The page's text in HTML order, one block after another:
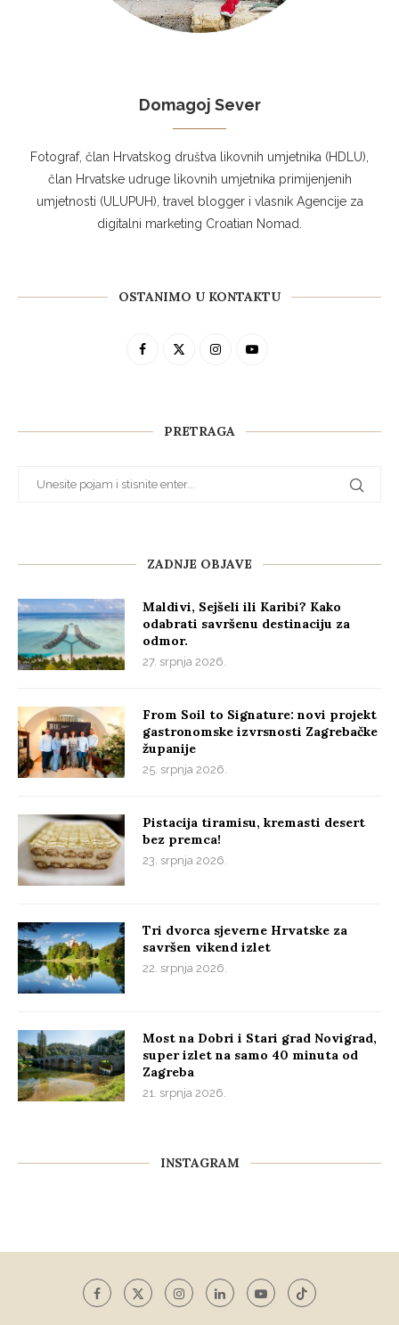
Domagoj Sever
Fotograf, član Hrvatskog društva likovnih umjetnika (HDLU),
član Hrvatske udruge likovnih umjetnika primijenjenih
umjetnosti (ULUPUH), travel blogger i vlasnik Agencije za
digitalni marketing Croatian Nomad.
OSTANIMO U KONTAKTU
PRETRAGA
ZADNJE OBJAVE
Maldivi, Sejšeli ili Karibi? Kako
odabrati savršenu destinaciju za
odmor.
27. srpnja 2026.
From Soil to Signature: novi projekt
gastronomske izvrsnosti Zagrebačke
županije
25. srpnja 2026.
Pistacija tiramisu, kremasti desert
bez premca!
23. srpnja 2026.
Tri dvorca sjeverne Hrvatske za
savršen vikend izlet
22. srpnja 2026.
Most na Dobri i Stari grad Novigrad,
super izlet na samo 40 minuta od
Zagreba
21. srpnja 2026.
INSTAGRAM